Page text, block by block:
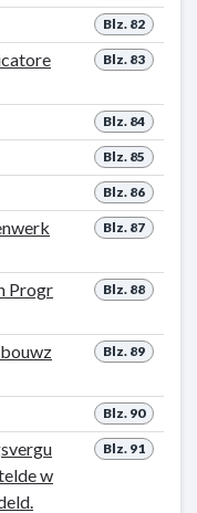
Blz. 82
Blz. 83
Blz. 84
Blz. 85
Blz. 86
Blz. 87
Blz. 88
Progr
Blz. 89
Blz. 90
Blz. 91
w